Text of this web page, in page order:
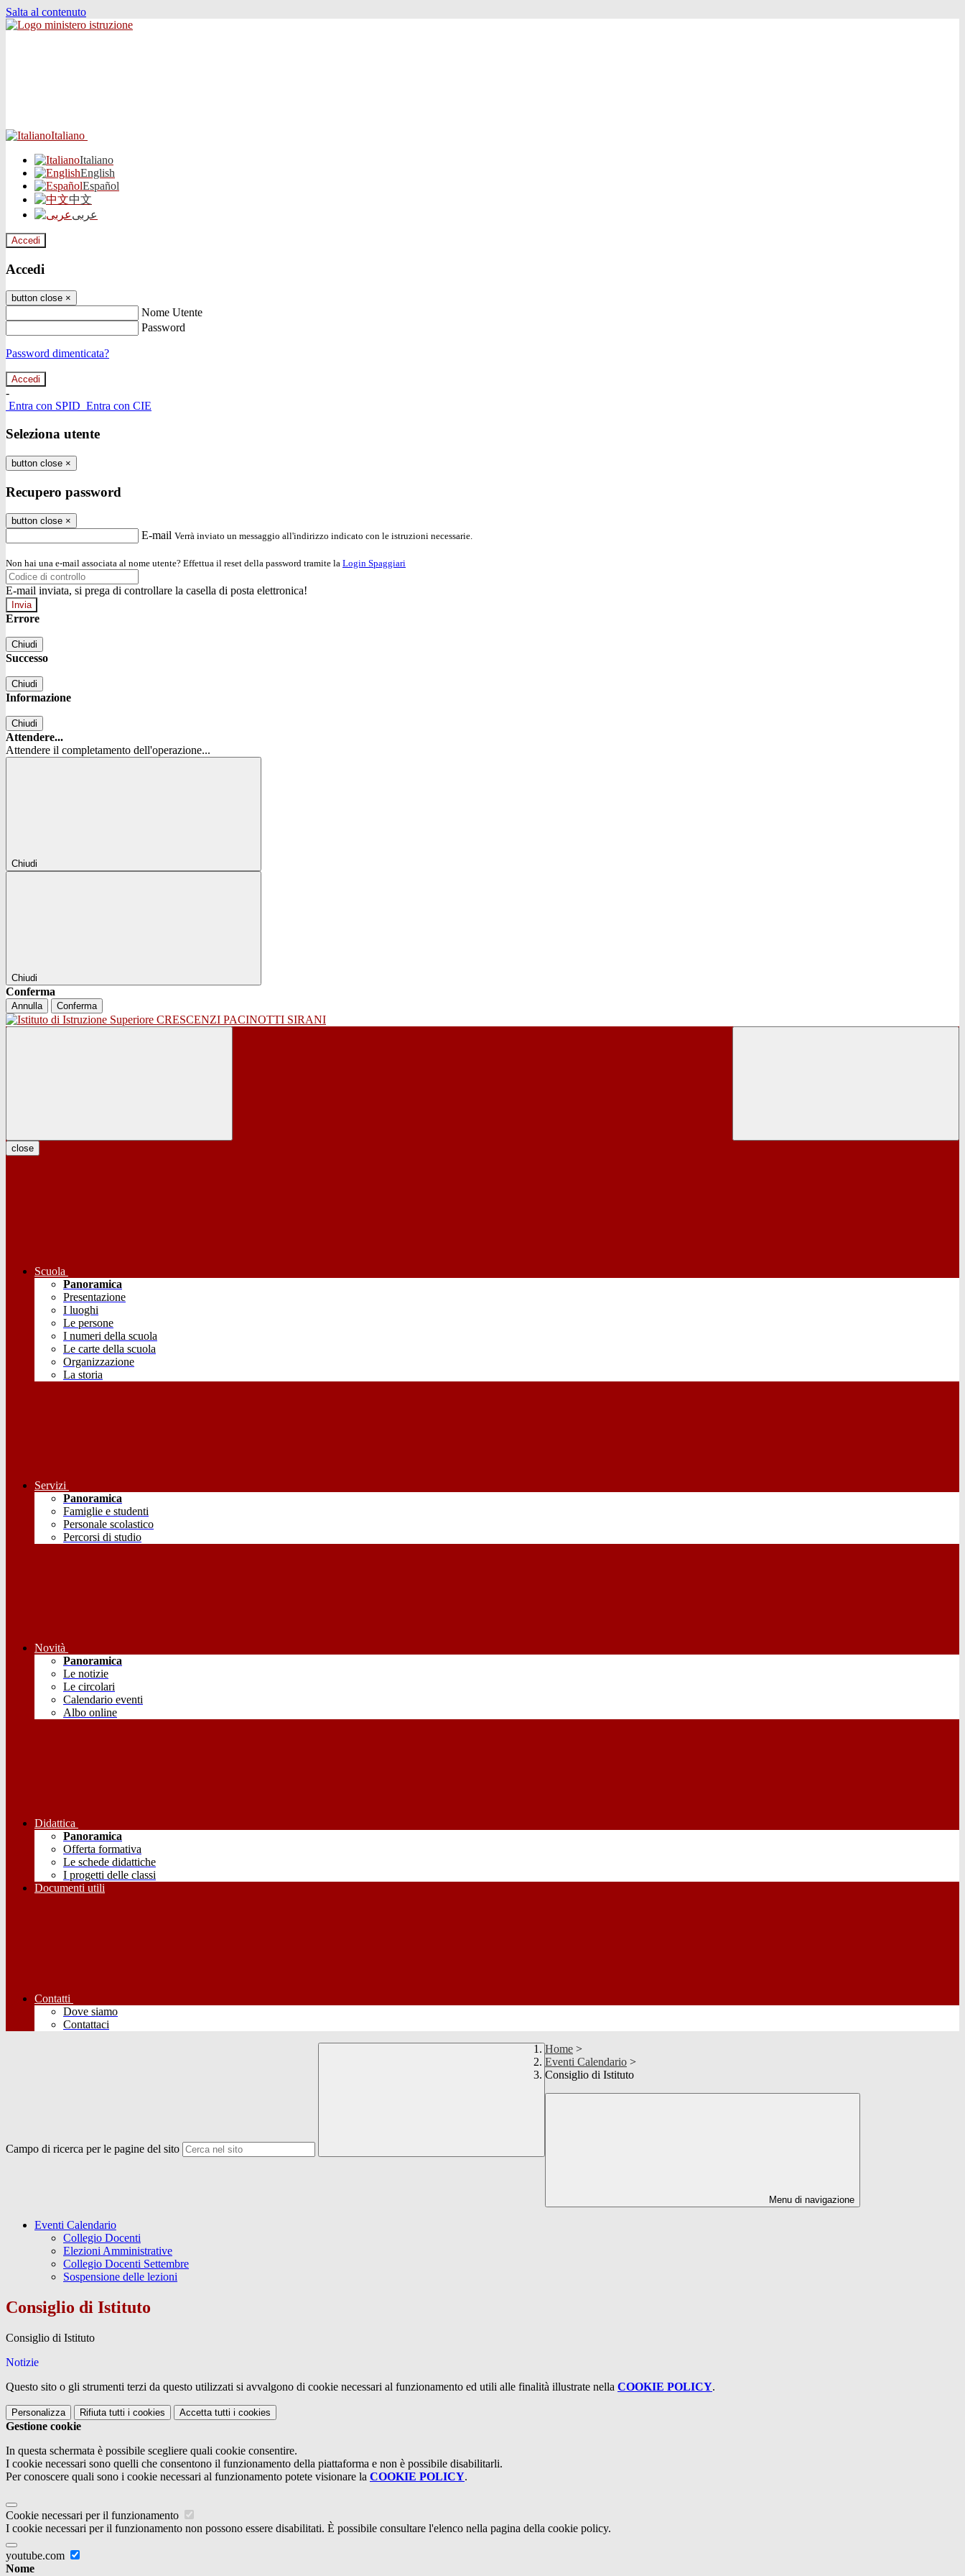
Salta al contenuto
Italiano
Italiano
English
Español
中文
عربى
Accedi
Accedi
button close ×
Nome Utente
Password
Password dimenticata?
-
Entra con SPID Entra con CIE
Seleziona utente
button close ×
Recupero password
button close ×
E-mail Verrà inviato un messaggio all'indirizzo indicato con le istruzioni necessarie.
Non hai una e-mail associata al nome utente? Effettua il reset della password tramite la Login Spaggiari
E-mail inviata, si prega di controllare la casella di posta elettronica!
Errore
Chiudi
Successo
Chiudi
Informazione
Chiudi
Attendere...
Attendere il completamento dell'operazione...
Chiudi
Chiudi
Conferma
Annulla Conferma
close
Scuola
Panoramica
Presentazione
I luoghi
Le persone
I numeri della scuola
Le carte della scuola
Organizzazione
La storia
Servizi
Panoramica
Famiglie e studenti
Personale scolastico
Percorsi di studio
Novità
Panoramica
Le notizie
Le circolari
Calendario eventi
Albo online
Didattica
Panoramica
Offerta formativa
Le schede didattiche
I progetti delle classi
Documenti utili
Contatti
Dove siamo
Contattaci
Campo di ricerca per le pagine del sito
Home >
Eventi Calendario >
Consiglio di Istituto
Menu di navigazione
Eventi Calendario
Collegio Docenti
Elezioni Amministrative
Collegio Docenti Settembre
Sospensione delle lezioni
Consiglio di Istituto
Consiglio di Istituto
Notizie
Questo sito o gli strumenti terzi da questo utilizzati si avvalgono di cookie necessari al funzionamento ed utili alle finalità illustrate nella COOKIE POLICY.
Personalizza Rifiuta tutti i cookies Accetta tutti i cookies
Gestione cookie
In questa schermata è possibile scegliere quali cookie consentire.
I cookie necessari sono quelli che consentono il funzionamento della piattaforma e non è possibile disabilitarli.
Per conoscere quali sono i cookie necessari al funzionamento potete visionare la COOKIE POLICY.
Cookie necessari per il funzionamento
I cookie necessari per il funzionamento non possono essere disabilitati. È possibile consultare l'elenco nella pagina della cookie policy.
youtube.com
Nome